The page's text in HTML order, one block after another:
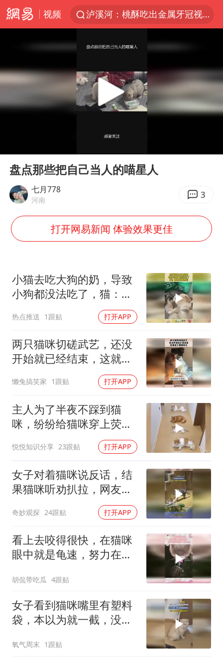
视频
泸溪河：桃酥吃出金属牙冠视频不实
四川宜宾市发生5.0级左右地震
改名后的“青海拉面”店
泰国校园枪击案死亡人数升至7人
1岁宝宝碰坏纸巾盒 宝妈被索赔924元
“不建议大家买深色蛋糕”
公司“上四休三”但要降薪1000元
男子杀人后逃进深山21年活得像野人
如何把百年大党建设得更加坚强有力？
Play
盘点那些把自己当人的喵星人
七月778
河南 3
打开网易新闻 体验效果更佳
小猫去吃大狗的奶，导致
小狗都没法吃了，猫：我
热点推送 1跟贴 打开APP
两只猫咪切磋武艺，还没
开始就已经结束，这就是
懒兔搞笑家 1跟贴 打开APP
主人为了半夜不踩到猫
咪，纷纷给猫咪穿上荧光
衣服那一刻，笑死了
悦悦知识分享 23跟贴 打开APP
女子对着猫咪说反话，结
果猫咪听劝扒拉，网友：
真扒拉了你又喊救命
奇妙观探 24跟贴 打开APP
看上去咬得很快，在猫咪
眼中就是龟速，努力在天
胡侃带吃瓜 4跟贴
女子看到猫咪嘴里有塑料
袋，本以为就一截，没想
氧气周末 1跟贴